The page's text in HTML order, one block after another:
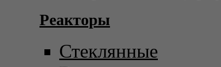
Реакторы
Стеклянные